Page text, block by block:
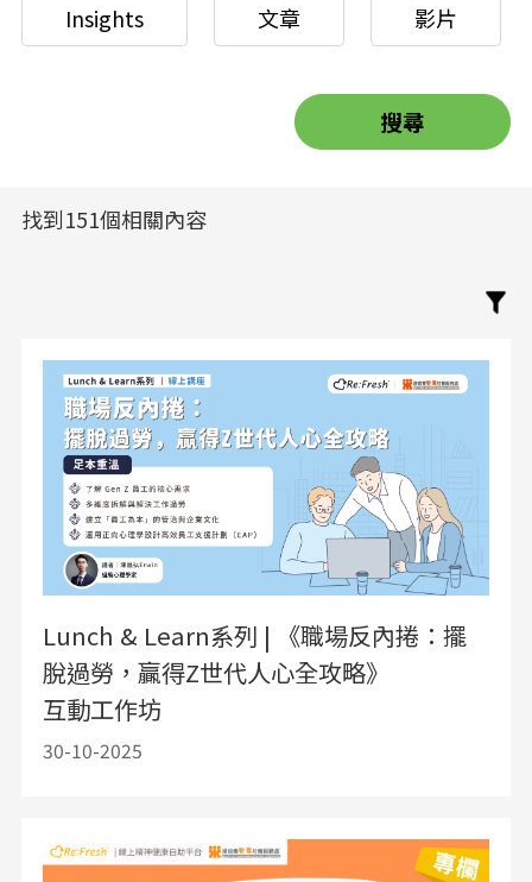
Insights 文章 影片
找到151個相關內容
Lunch & Learn系列 | 《職場反內捲：擺
脫過勞，贏得Z世代人心全攻略》
互動工作坊
30-10-2025